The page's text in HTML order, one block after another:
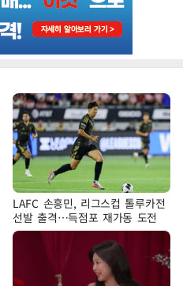
LAFC 손흥민, 리그스컵 톨루카전
선발 출격…득점포 재가동 도전